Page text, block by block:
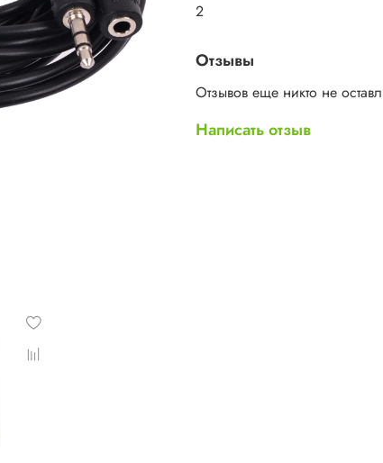
2
Отзывы
Отзывов еще никто не
Написать отзыв